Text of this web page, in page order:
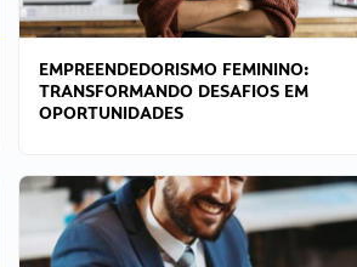
EMPREENDEDORISMO FEMININO:
TRANSFORMANDO DESAFIOS EM
OPORTUNIDADES